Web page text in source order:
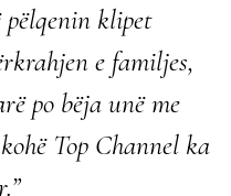
pëlqenin klipet
e familjes,
po bëja unë me
Top Channel ka